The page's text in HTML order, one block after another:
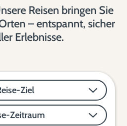
Reisen bringen Sie
– entspannt, sicher
Erlebnisse.
Ziel
Zeitraum